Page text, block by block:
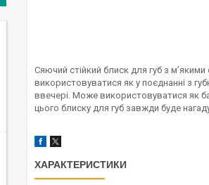
Сяючий стійкий блиск для губ з
використовуватися як у поєднанні з
ввечері. Може використовуватися як
цього блиску для губ завжди буде
ХАРАКТЕРИСТИКИ